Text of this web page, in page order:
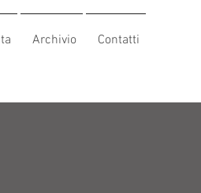
Archivio Contatti